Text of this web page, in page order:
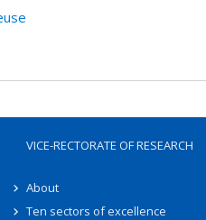
VICE-RECTORATE OF RESEARCH
About
Ten sectors of excellence